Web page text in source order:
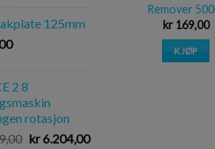
125mm
2 8
rotasjon
kr6.204,00
Remover
kr169,00
KJØP